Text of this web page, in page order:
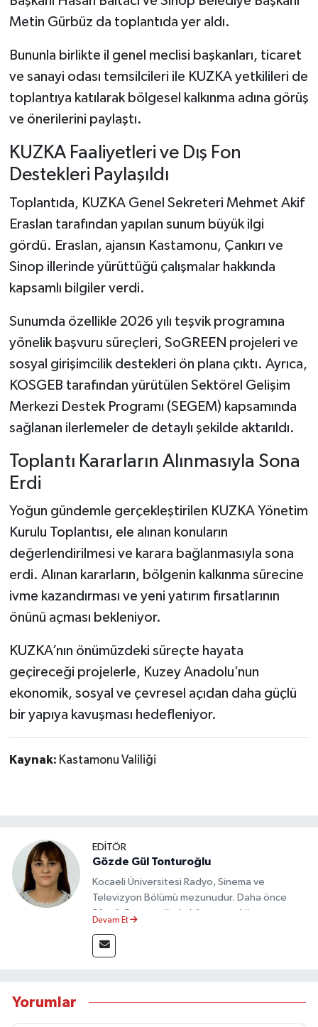
Metin Gürbüz da toplantıda yer aldı.
Bununla birlikte il genel meclisi başkanları, ticaret
ve sanayi odası temsilcileri ile KUZKA yetkilileri de
toplantıya katılarak bölgesel kalkınma adına görüş
ve önerilerini paylaştı.
KUZKA Faaliyetleri ve Dış Fon
Destekleri Paylaşıldı
Toplantıda, KUZKA Genel Sekreteri Mehmet Akif
Eraslan tarafından yapılan sunum büyük ilgi
gördü. Eraslan, ajansın Kastamonu, Çankırı ve
Sinop illerinde yürüttüğü çalışmalar hakkında
kapsamlı bilgiler verdi.
Sunumda özellikle 2026 yılı teşvik programına
yönelik başvuru süreçleri, SoGREEN projeleri ve
sosyal girişimcilik destekleri ön plana çıktı. Ayrıca,
KOSGEB tarafından yürütülen Sektörel Gelişim
Merkezi Destek Programı (SEGEM) kapsamında
sağlanan ilerlemeler de detaylı şekilde aktarıldı.
Toplantı Kararların Alınmasıyla Sona
Erdi
Yoğun gündemle gerçekleştirilen KUZKA Yönetim
Kurulu Toplantısı, ele alınan konuların
değerlendirilmesi ve karara bağlanmasıyla sona
erdi. Alınan kararların, bölgenin kalkınma sürecine
ivme kazandırması ve yeni yatırım fırsatlarının
önünü açması bekleniyor.
KUZKA’nın önümüzdeki süreçte hayata
geçireceği projelerle, Kuzey Anadolu’nun
ekonomik, sosyal ve çevresel açıdan daha güçlü
bir yapıya kavuşması hedefleniyor.
Kaynak: Kastamonu Valiliği
EDİTÖR
Gözde Gül Tonturoğlu
Kocaeli Üniversitesi Radyo, Sinema ve
Televizyon Bölümü mezunudur. Daha önce
Sözcü Gazetesi’nde köşe yazarlığı yapmış ve
Devam Et
Yorumlar